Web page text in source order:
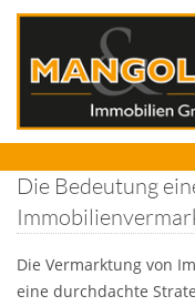
Die Bedeutung
Die Vermarktung von
eine durchdachte